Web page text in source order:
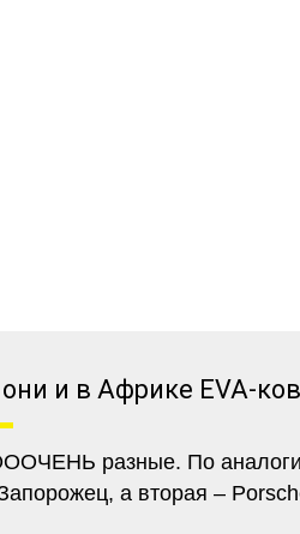
и в Африке EVA-
разные. По
а вторая –